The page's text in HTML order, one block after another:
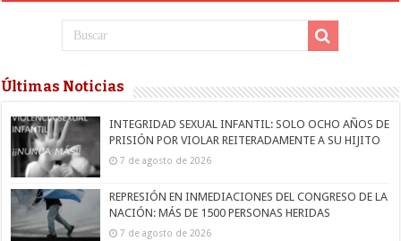
Últimas Noticias
INTEGRIDAD SEXUAL INFANTIL: SOLO OCHO AÑOS DE
PRISIÓN POR VIOLAR REITERADAMENTE A SU HIJITO
7 de agosto de 2026
REPRESIÓN EN INMEDIACIONES DEL CONGRESO DE LA
NACIÓN: MÁS DE 1500 PERSONAS HERIDAS
7 de agosto de 2026